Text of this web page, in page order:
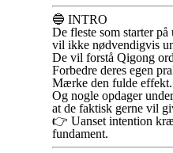
🔵 INTRO
De fleste som starter
vil ikke nødvendigvis
De vil forstå Qigong
Forbedre deres egen
Mærke den fulde effekt.
Og nogle opdager
at de faktisk gerne vil
👉 Uanset intention
fundament.